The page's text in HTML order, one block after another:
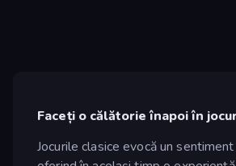
Faceți o călătorie înapoi în
Jocurile clasice evocă un